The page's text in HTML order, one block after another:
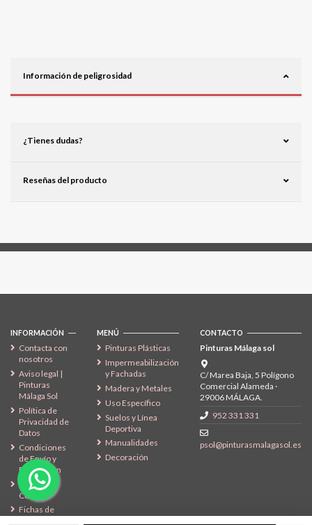
Información de peligrosidad
¿Tienes dudas?
Reseñas del producto
INFORMACIÓN
Contacta con
nosotros
Aviso legal |
Pinturas
Málaga Sol
Política de
Privacidad de
Datos
Condiciones
de Envío y
Devolución
Política de
Cookies
Fichas de
MENÚ
Pinturas Plásticas
Impermeabilización
y Fachadas
Madera y Metales
Uso Específico
Suelos y Línea
Deportiva
Manualidades
Decoración
CONTACTO
Pinturas Málaga sol
C/ Marea Baja, 5 Polígono
Comercial Alameda ·
29006 MÁLAGA.
952 331 331
psol@pinturasmalagasol.es